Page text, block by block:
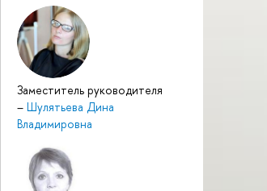
Заместитель руководителя
– Шулятьева Дина
Владимировна